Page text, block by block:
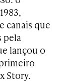
canais que
pela
lançou o
Story.